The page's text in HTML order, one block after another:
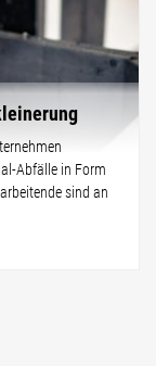
Abfälle in Form
sind an